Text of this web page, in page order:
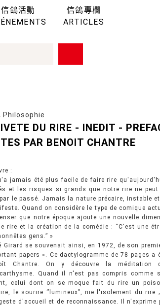
信鴿活動
信鴿專欄
ARTICLES
Philosophie
DU RIRE - INEDIT -
PAR BENOIT CHANTRE
:
jamais été plus facile de faire rire
et les risques si grands que notre rire ne
le passé. Jamais la nature précaire, instable et
Quand on considère le type de comique
que notre époque ajoute une nouvelle
rire et la création de la comédie : ‘’C'est une
gens.’’ »
Girard se souvenait ainsi, en 1972, de son
papers ». Ce dactylogramme de 78 pages a
Chantre. On y découvre la méditation
Quand il n'est pas compris comme
celui dont on se moque fait du rire un
le sourire ‘’lumineux’’, nie l'isolement du
d'accueil et de reconnaissance. Il